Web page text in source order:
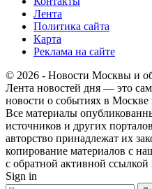
Лента
Политика сайта
Карта
Реклама на сайте
© 2026 - Новости Москвы и
Лента новостей дня — это
новости о событиях в
Все материалы
источников и других
авторство принадлежат их
копирование материалов с
с обратной активной ссылкой
Sign in